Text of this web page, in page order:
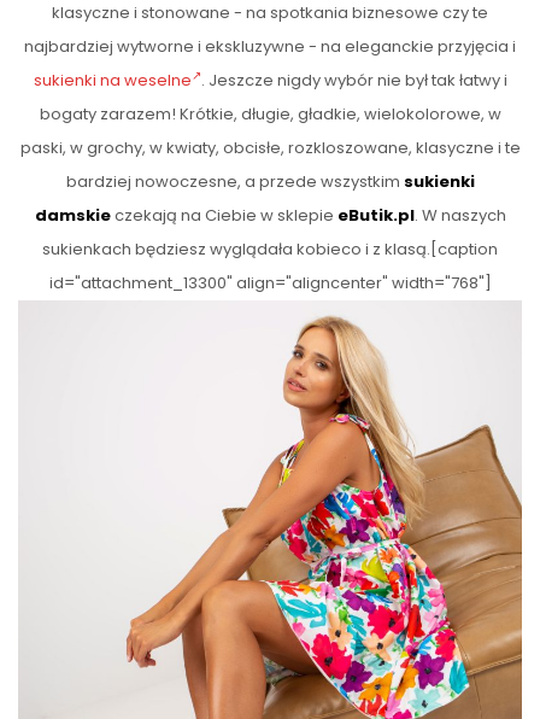
klasyczne i stonowane - na spotkania biznesowe czy te
najbardziej wytworne i ekskluzywne - na eleganckie przyjęcia i
sukienki na weselne . Jeszcze nigdy wybór nie był tak łatwy i
bogaty zarazem! Krótkie, długie, gładkie, wielokolorowe, w
paski, w grochy, w kwiaty, obcisłe, rozkloszowane, klasyczne i te
bardziej nowoczesne, a przede wszystkim sukienki
damskieczekają na Ciebie w sklepie eButik.pl. W naszych
sukienkach będziesz wyglądała kobieco i z klasą.[caption
id="attachment_13300" align="aligncenter" width="768"]